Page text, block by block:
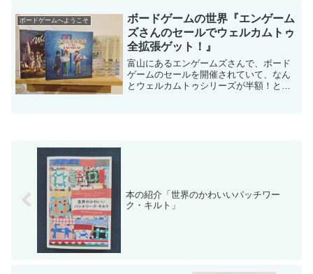
君はスパイ。ヨーロッパの...
ボードゲームへようこそ
ボードゲームの世界『エンゲーム
ズさんのセールでウェルカムトゥ
全拡張ゲット！』
富山にあるエンゲームズさんで、ボード
ゲームのセールを開催されていて、なん
とウェルカムトゥシリーズが半額！とい
本の紹介「世界のかわいいパッチワー
ク・キルト」